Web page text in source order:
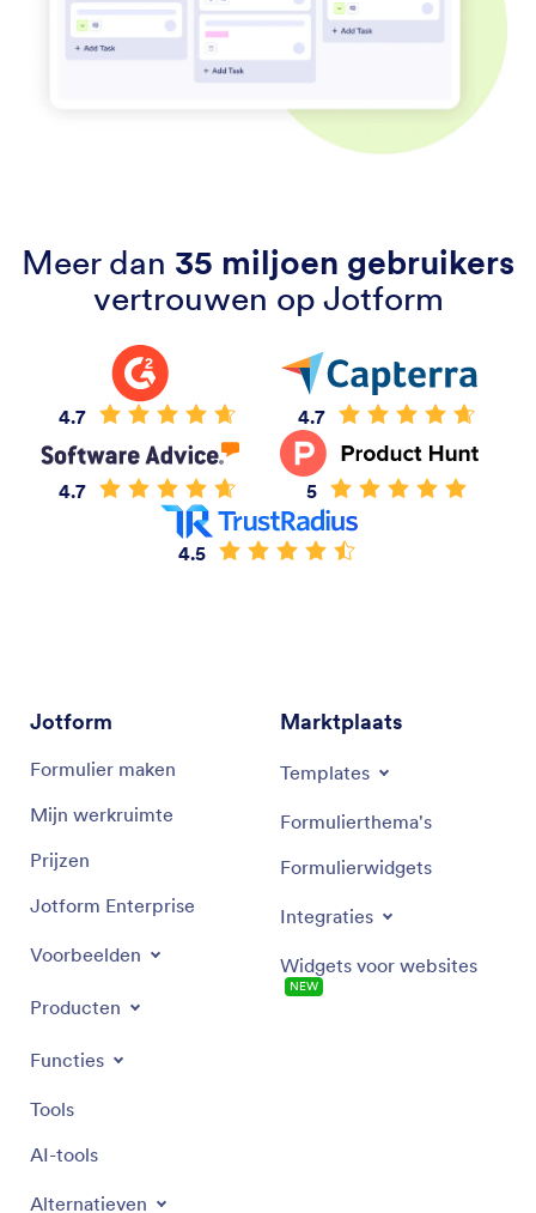
Meer dan 35 miljoen gebruikers
vertrouwen op Jotform
4.7 4.7
4.7 5
4.5
Jotform
Formulier maken
Mijn werkruimte
Prijzen
Jotform Enterprise
Voorbeelden
Producten
Functies
Tools
AI-tools
Alternatieven
Marktplaats
Templates
Formulierthema's
Formulierwidgets
Integraties
Widgets voor websites
NEW